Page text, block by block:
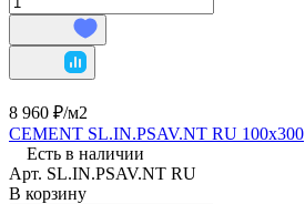
8 960 ₽/м2
CEMENT SL.IN.PSAV.NT RU 100х300
Есть в наличии
Арт. SL.IN.PSAV.NT RU
В корзину